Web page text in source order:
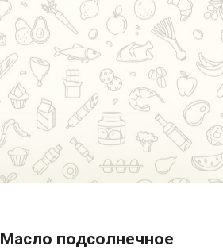
Масло подсолнечное